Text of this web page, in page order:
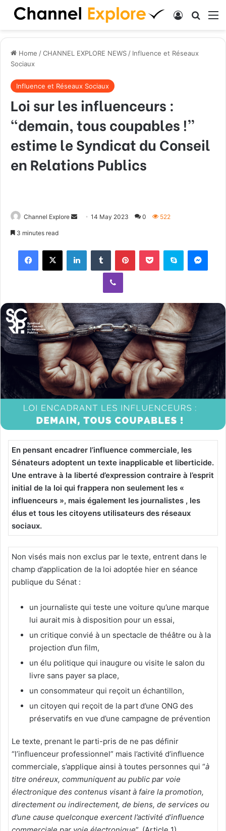
Log In
Home /CHANNEL EXPLORE NEWS / Influence et Réseaux
Sociaux
Influence et Réseaux Sociaux
Loi sur les influenceurs :
“demain, tous coupables !”
estime le Syndicat du Conseil
en Relations Publics
Channel Explore
a
m
a
i
l
14 May 2023 0 522
3 minutes read
Viber
En pensant encadrer l’influence commerciale, les
Sénateurs adoptent un texte inapplicable et liberticide.
Une entrave à la liberté d’expression contraire à l’esprit
initial de la loi qui frappera non seulement les «
influenceurs », mais également les journalistes , les
élus et tous les citoyens utilisateurs des réseaux
sociaux.
Non visés mais non exclus par le texte, entrent dans le
champ d’application de la loi adoptée hier en séance
publique du Sénat :
un journaliste qui teste une voiture qu’une marque
lui aurait mis à disposition pour un essai,
un critique convié à un spectacle de théâtre ou à la
projection d’un film,
un élu politique qui inaugure ou visite le salon du
livre sans payer sa place,
un consommateur qui reçoit un échantillon,
un citoyen qui reçoit de la part d’une ONG des
préservatifs en vue d’une campagne de prévention
Le texte, prenant le parti-pris de ne pas définir
“l’influenceur professionnel” mais l’activité d’influence
commerciale, s’applique ainsi à toutes personnes qui “à
titre onéreux, communiquent au public par voie
électronique des contenus visant à faire la promotion,
directement ou indirectement, de biens, de services ou
d’une cause quelconque exercent l’activité d’influence